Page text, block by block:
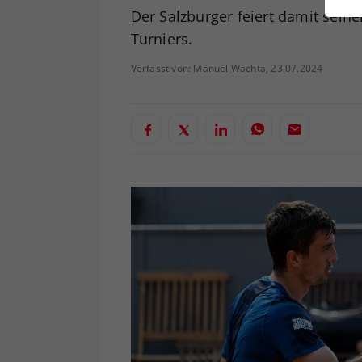
Der Salzburger feiert damit
Turniers.
Verfasst von: Manuel Wachta, 23.07.2024